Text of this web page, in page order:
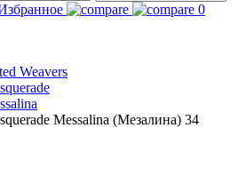
0
Weavers
Messalina (Мезалина) 34